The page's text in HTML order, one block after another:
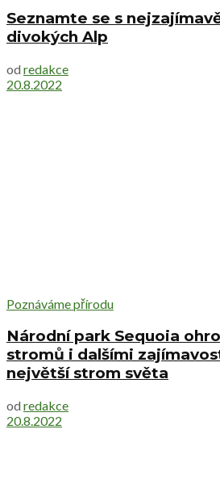
Seznamte se s
divokých Alp
od redakce
20.8.2022
Poznáváme přírodu
Národní park Sequoia
stromů i dalšími
největší strom světa
od redakce
20.8.2022